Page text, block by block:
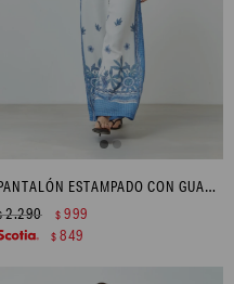
PANTALÓN ESTAMPADO CON GUARDA - AZUL
2.290 $ 999
$ 849